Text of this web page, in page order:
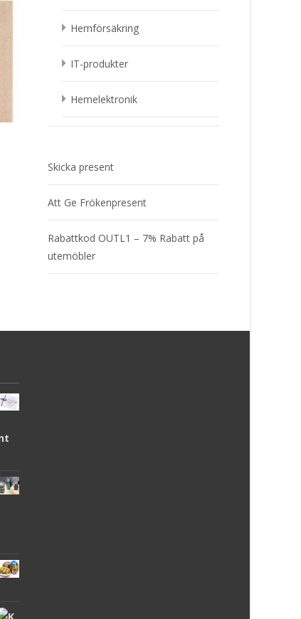
359kr 199
Hemförsäkring
IT-produkter
Hemelektronik
Skicka present
Att Ge Frökenpresent
Rabattkod OUTL1 – 7% Rabatt på
utemöbler